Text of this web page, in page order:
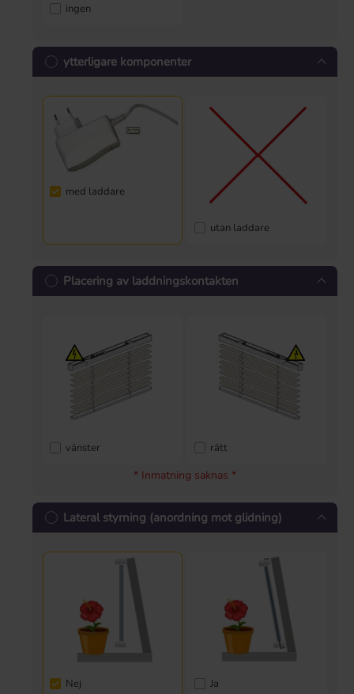
ingen
ytterligare komponenter
med laddare
utan laddare
Placering av laddningskontakten
vänster rätt
* Inmatning saknas *
Lateral styrning (anordning mot glidning)
Nej Ja